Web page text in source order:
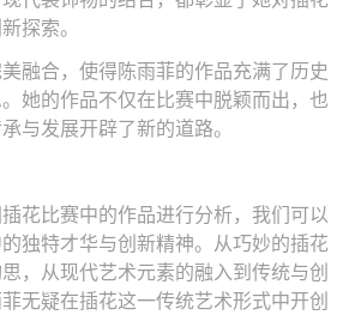
探索。
融合，使得陈雨菲的作品充满了历史
她的作品不仅在比赛中脱颖而出，也
与发展开辟了新的道路。
花比赛中的作品进行分析，我们可以
独特才华与创新精神。从巧妙的插花
，从现代艺术元素的融入到传统与创
无疑在插花这一传统艺术形式中开创